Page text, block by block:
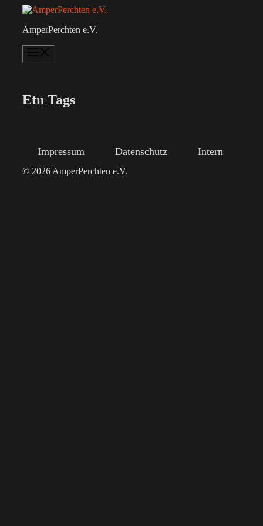
springenAmperPerchten e.V.
Etn Tags
Impressum Datenschutz Intern
© 2026 AmperPerchten e.V.